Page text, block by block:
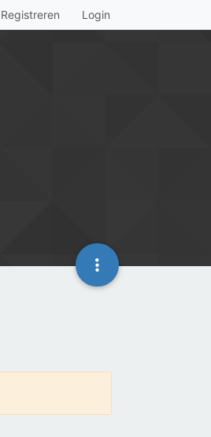
Registreren Login